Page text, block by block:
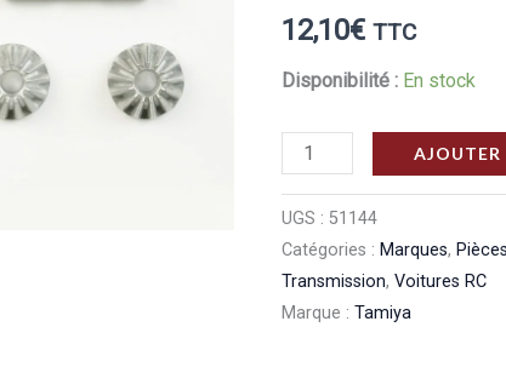
12,10€ TTC
Disponibilité : En stock
quantité
Tamiya
Pignon
diff
TG10
AJOUTER
UGS :51144
Catégories : Marques,
Transmission,Voitures RC
Marque :Tamiya